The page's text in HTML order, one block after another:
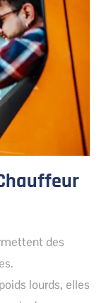
des
lourds, elles